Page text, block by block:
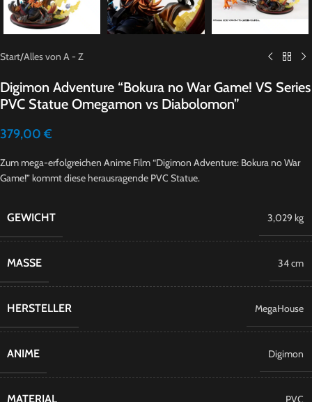
Start/Alles von A - Z
Digimon Adventure “Bokura no War Game! VS Series
PVC Statue Omegamon vs Diabolomon”
379,00 €
Zum mega-erfolgreichen Anime Film “Digimon Adventure: Bokura no War
Game!” kommt diese herausragende PVC Statue.
GEWICHT 3,029 kg
MASSE 34 cm
HERSTELLER MegaHouse
ANIME Digimon
MATERIAL PVC